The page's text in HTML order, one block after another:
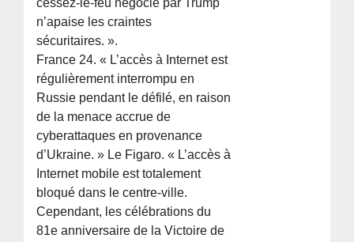
cessez-le-feu négocié par Trump
n’apaise les craintes
sécuritaires. ».
France 24. « L’accès à Internet est
régulièrement interrompu en
Russie pendant le défilé, en raison
de la menace accrue de
cyberattaques en provenance
d’Ukraine. » Le Figaro. « L’accès à
Internet mobile est totalement
bloqué dans le centre-ville.
Cependant, les célébrations du
81e anniversaire de la Victoire de